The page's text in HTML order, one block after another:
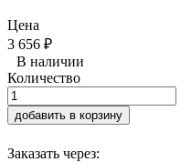
Цена
3 656 ₽
В наличии
Количество
добавить в корзину
Заказать через: